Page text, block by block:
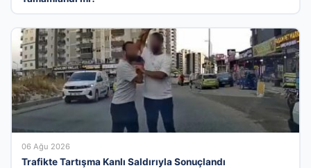
06 Ağu 2026
Trafikte Tartışma Kanlı Saldırıyla Sonuçlandı